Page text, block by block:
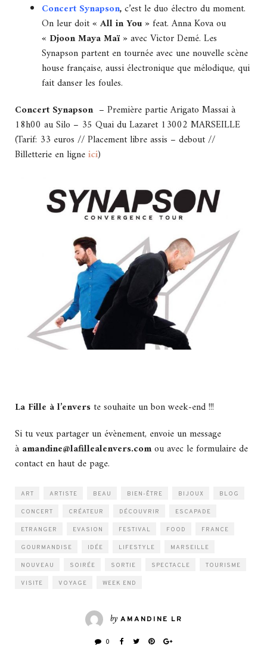
Concert Synapson,c’est le duo électro du moment.
On leur doit« All in You »feat. Anna Kova ou
« Djoon Maya Maï »avec Victor Demé. Les
Synapson partent en tournée avec une nouvelle scène
house française, aussi électronique que mélodique, qui
fait danser les foules.
Concert Synapson – Première partie Arigato Massai à
18h00 au Silo – 35 Quai du Lazaret 13002 MARSEILLE
(Tarif: 33 euros // Placement libre assis – debout //
Billetterie en ligneici)
La Fille à l’envers te souhaite un bon week-end !!!
Si tu veux partager un évènement, envoie un message
à amandine@lafillealenvers.comou avec le formulaire de
contact en haut de page.
ART ARTISTE BEAU BIEN-ÊTRE BIJOUX BLOG
CONCERT CRÉATEUR DÉCOUVRIR ESCAPADE
ETRANGER EVASION FESTIVAL FOOD FRANCE
GOURMANDISE IDÉE LIFESTYLE MARSEILLE
NOUVEAU SOIRÉE SORTIE SPECTACLE TOURISME
VISITE VOYAGE WEEK END
by AMANDINE LR
0